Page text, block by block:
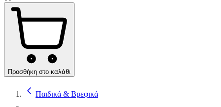
Προσθήκη στο καλάθι
Παιδικά & Βρεφικά